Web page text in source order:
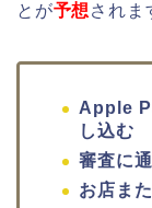
とが予想 されま
Apple
し込む
審査に
お店ま